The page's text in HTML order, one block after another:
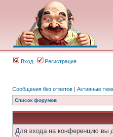
Вход Регистрация
Сообщения без ответов | Активные
Список форумов
Для входа на конференцию вы